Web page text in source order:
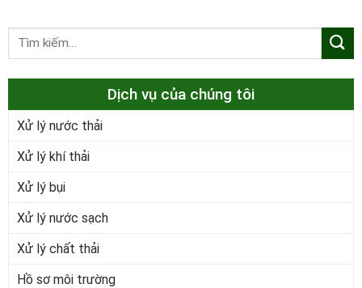
Dịch vụ của chúng tôi
Xử lý nước thải
Xử lý khí thải
Xử lý bụi
Xử lý nước sạch
Xử lý chất thải
Hồ sơ môi trường